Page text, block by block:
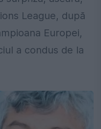
League, după
Europei,
a condus de la